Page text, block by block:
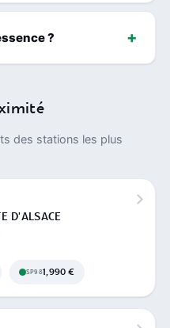
?
des stations les plus
D'ALSACE
SP981,990 €